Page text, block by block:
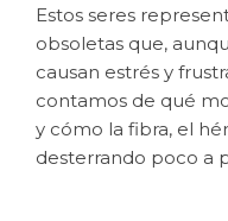
Estos seres
obsoletas que,
causan estrés y
contamos de qué
y cómo la fibra, el
desterrando poco a